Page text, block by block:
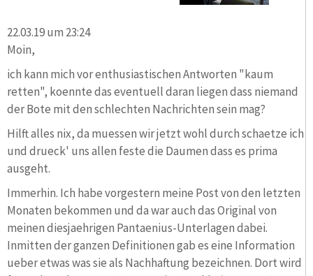
22.03.19 um 23:24
Moin,
ich kann mich vor enthusiastischen Antworten "kaum
retten", koennte das eventuell daran liegen dass niemand
der Bote mit den schlechten Nachrichten sein mag?
Hilft alles nix, da muessen wir jetzt wohl durch schaetze ich
und drueck' uns allen feste die Daumen dass es prima
ausgeht.
Immerhin. Ich habe vorgestern meine Post von den letzten
Monaten bekommen und da war auch das Original von
meinen diesjaehrigen Pantaenius-Unterlagen dabei.
Inmitten der ganzen Definitionen gab es eine Information
ueber etwas was sie als Nachhaftung bezeichnen. Dort wird